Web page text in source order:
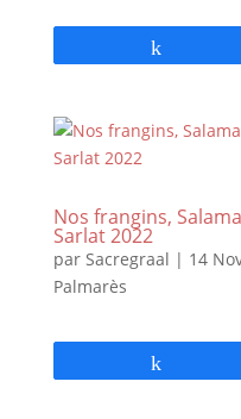
Nos frangins,
Sarlat 2022
par Sacregraal | 14
Palmarès